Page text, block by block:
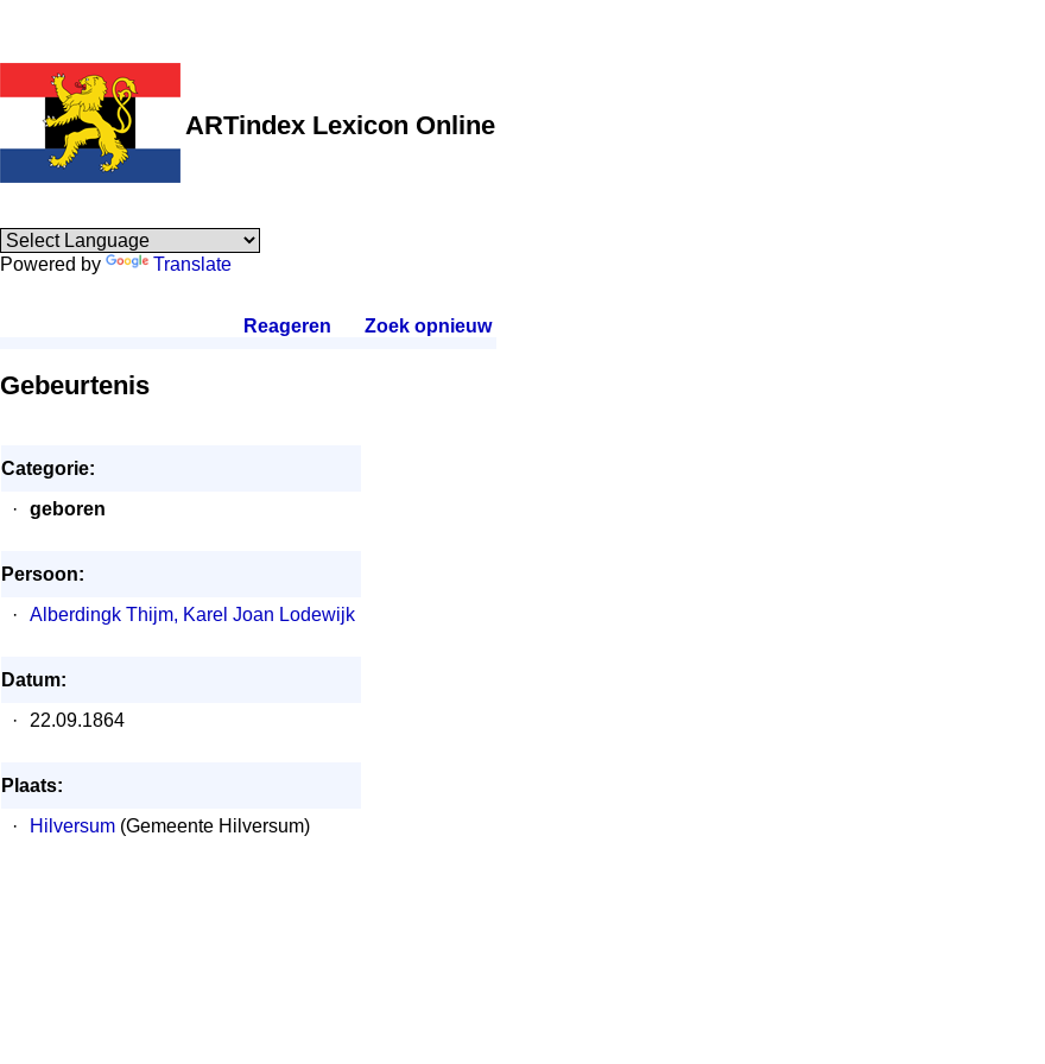
ARTindex Lexicon Online
Powered by Translate
Reageren Zoek opnieuw.
Gebeurtenis
Categorie:
·
geboren
Persoon:
·
Alberdingk Thijm, Karel Joan Lodewijk
Datum:
·
22.09.1864
Plaats:
·
Hilversum(Gemeente Hilversum)